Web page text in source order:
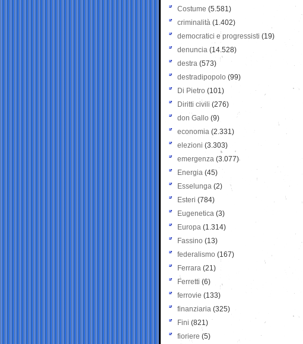
Costume (5.581)
criminalità (1.402)
democratici e progressisti (19)
denuncia (14.528)
destra (573)
destradipopolo (99)
Di Pietro (101)
Diritti civili (276)
don Gallo (9)
economia (2.331)
elezioni (3.303)
emergenza (3.077)
Energia (45)
Esselunga (2)
Esteri (784)
Eugenetica (3)
Europa (1.314)
Fassino (13)
federalismo (167)
Ferrara (21)
Ferretti (6)
ferrovie (133)
finanziaria (325)
Fini (821)
fioriere (5)